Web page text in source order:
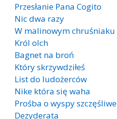
Przesłanie Pana Cogito
Nic dwa razy
W malinowym chruśniaku
Król olch
Bagnet na broń
Który skrzywdziłeś
List do ludożerców
Nike która się waha
Prośba o wyspy szczęśliwe
Dezyderata